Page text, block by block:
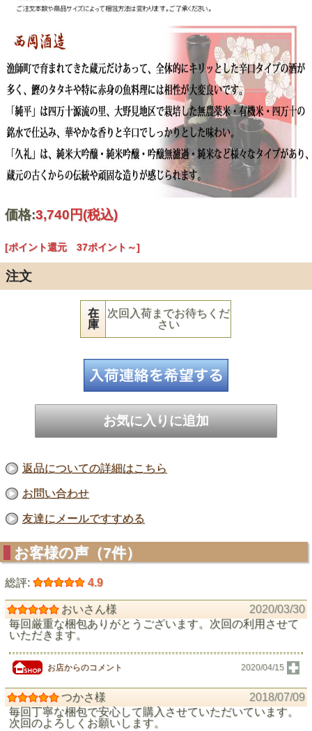
価格:3,740円(税込)
[ポイント還元 37ポイント～]
注文
在
庫
次回入荷までお待ちくだ
さい
返品についての詳細はこちら
お問い合わせ
友達にメールですすめる
お客様の声（7件）
総評: 4.9
おいさん様
2020/03/30
毎回厳重な梱包ありがとうございます。次回の利用させて
いただきます。
お店からのコメント 2020/04/15
つかさ様
2018/07/09
毎回丁寧な梱包で安心して購入させていただいています。
次回のよろしくお願いします。